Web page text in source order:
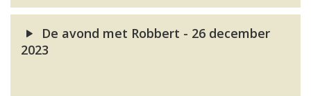
De avond met Robbert - 26 december
2023